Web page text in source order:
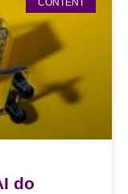
CONTENT
do